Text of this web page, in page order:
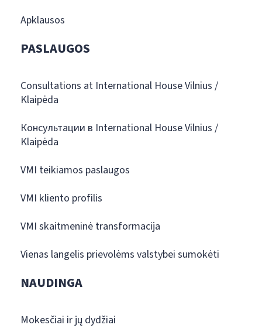
Apklausos
PASLAUGOS
Consultations at International House Vilnius /
Klaipėda
Консультации в International House Vilnius /
Klaipėda
VMI teikiamos paslaugos
VMI kliento profilis
VMI skaitmeninė transformacija
Vienas langelis prievolėms valstybei sumokėti
NAUDINGA
Mokesčiai ir jų dydžiai